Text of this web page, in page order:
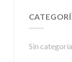
Sin categoría